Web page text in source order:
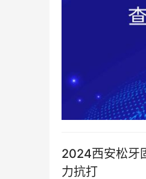
2024西安松牙
力抗打